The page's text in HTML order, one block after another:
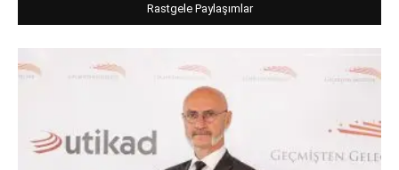
Rastgele Paylaşımlar